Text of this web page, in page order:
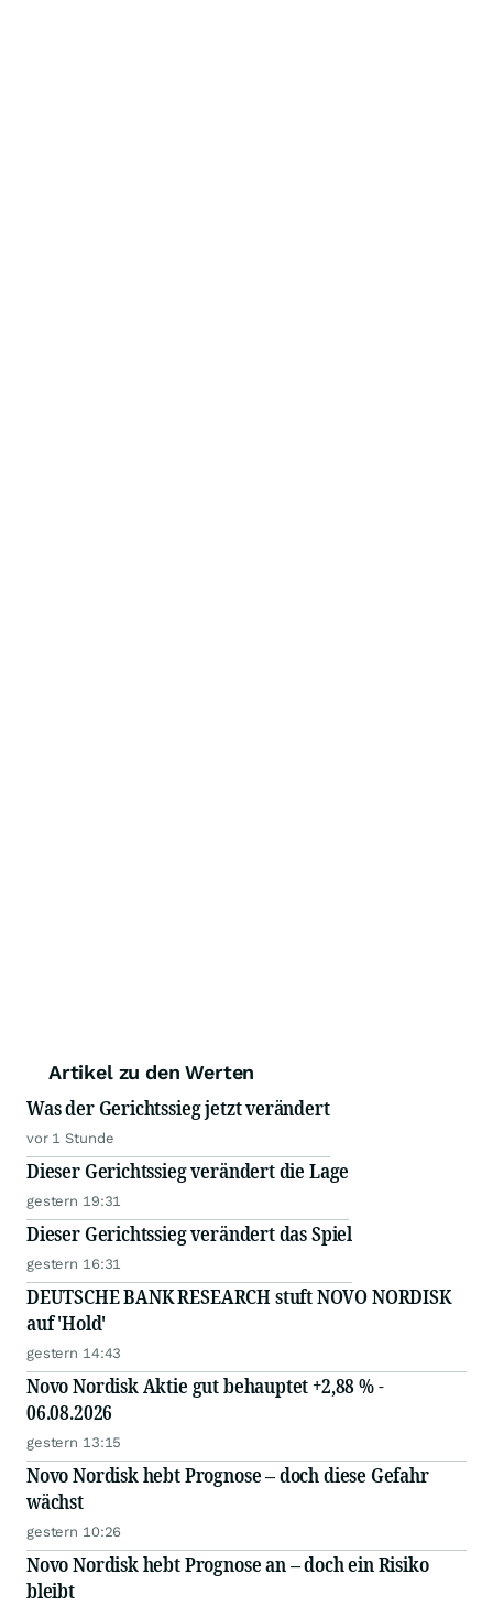
Artikel zu den Werten
Was der Gerichtssieg jetzt verändert
vor 1 Stunde
Dieser Gerichtssieg verändert die Lage
gestern 19:31
Dieser Gerichtssieg verändert das Spiel
gestern 16:31
DEUTSCHE BANK RESEARCH stuft NOVO NORDISK
auf 'Hold'
gestern 14:43
Novo Nordisk Aktie gut behauptet +2,88 % -
06.08.2026
gestern 13:15
Novo Nordisk hebt Prognose – doch diese Gefahr
wächst
gestern 10:26
Novo Nordisk hebt Prognose an – doch ein Risiko
bleibt